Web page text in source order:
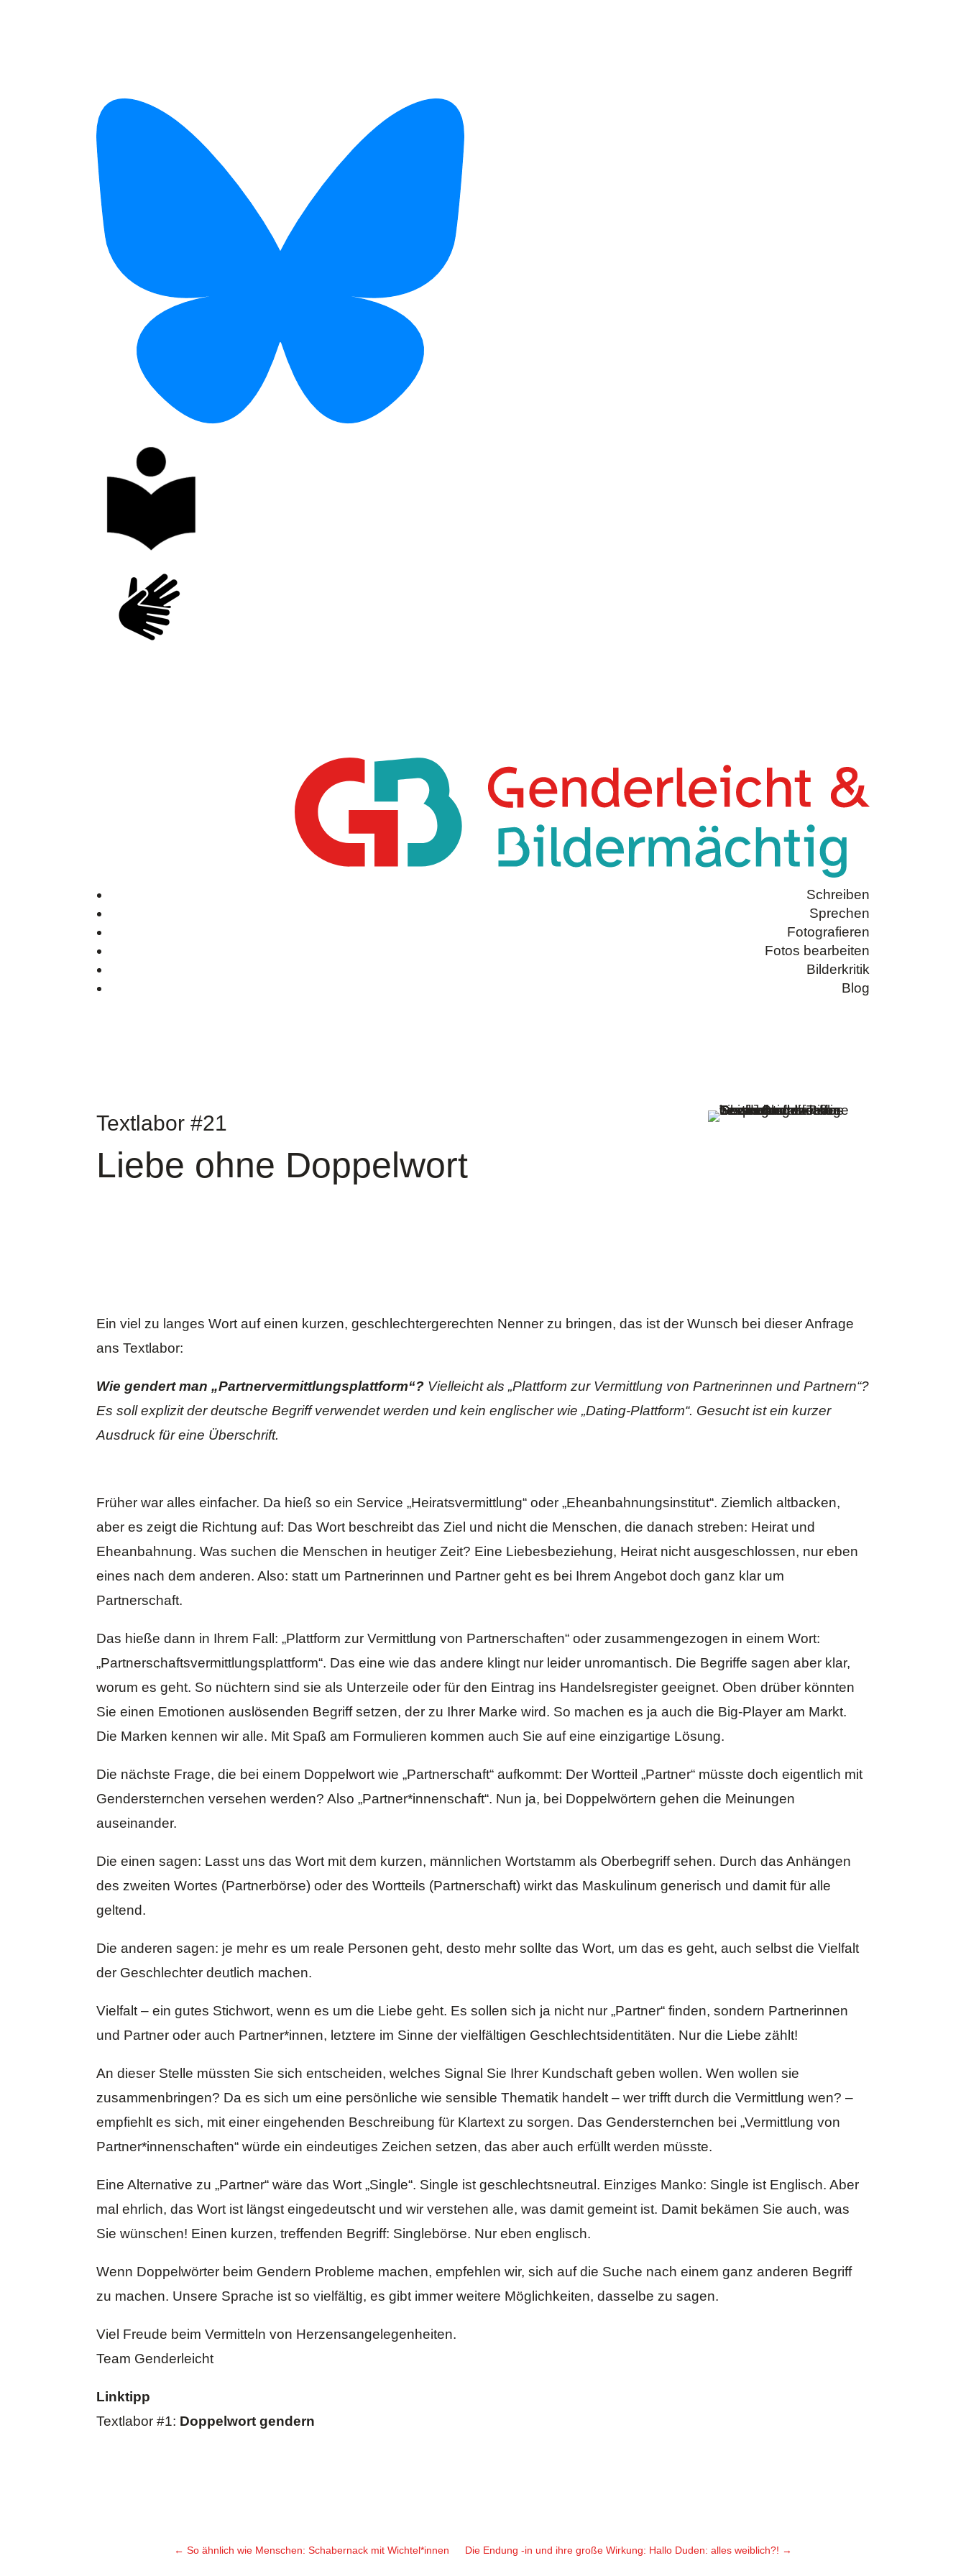
Schreiben
Sprechen
Fotografieren
Fotos bearbeiten
Bilderkritik
Blog
Textlabor #21
Liebe ohne Doppelwort
Ein viel zu langes Wort auf einen kurzen, geschlechtergerechten Nenner zu bringen, das ist der Wunsch bei dieser Anfrage
ans Textlabor:
Wie gendert man „Partnervermittlungsplattform“? Vielleicht als „Plattform zur Vermittlung von Partnerinnen und Partnern“?
Es soll explizit der deutsche Begriff verwendet werden und kein englischer wie „Dating-Plattform“. Gesucht ist ein kurzer
Ausdruck für eine Überschrift.
Früher war alles einfacher. Da hieß so ein Service „Heiratsvermittlung“ oder „Eheanbahnungsinstitut“. Ziemlich altbacken,
aber es zeigt die Richtung auf: Das Wort beschreibt das Ziel und nicht die Menschen, die danach streben: Heirat und
Eheanbahnung. Was suchen die Menschen in heutiger Zeit? Eine Liebesbeziehung, Heirat nicht ausgeschlossen, nur eben
eines nach dem anderen. Also: statt um Partnerinnen und Partner geht es bei Ihrem Angebot doch ganz klar um
Partnerschaft.
Das hieße dann in Ihrem Fall: „Plattform zur Vermittlung von Partnerschaften“ oder zusammengezogen in einem Wort:
„Partnerschaftsvermittlungsplattform“. Das eine wie das andere klingt nur leider unromantisch. Die Begriffe sagen aber klar,
worum es geht. So nüchtern sind sie als Unterzeile oder für den Eintrag ins Handelsregister geeignet. Oben drüber könnten
Sie einen Emotionen auslösenden Begriff setzen, der zu Ihrer Marke wird. So machen es ja auch die Big-Player am Markt.
Die Marken kennen wir alle. Mit Spaß am Formulieren kommen auch Sie auf eine einzigartige Lösung.
Die nächste Frage, die bei einem Doppelwort wie „Partnerschaft“ aufkommt: Der Wortteil „Partner“ müsste doch eigentlich mit
Gendersternchen versehen werden? Also „Partner*innenschaft“. Nun ja, bei Doppelwörtern gehen die Meinungen
auseinander.
Die einen sagen: Lasst uns das Wort mit dem kurzen, männlichen Wortstamm als Oberbegriff sehen. Durch das Anhängen
des zweiten Wortes (Partnerbörse) oder des Wortteils (Partnerschaft) wirkt das Maskulinum generisch und damit für alle
geltend.
Die anderen sagen: je mehr es um reale Personen geht, desto mehr sollte das Wort, um das es geht, auch selbst die Vielfalt
der Geschlechter deutlich machen.
Vielfalt – ein gutes Stichwort, wenn es um die Liebe geht. Es sollen sich ja nicht nur „Partner“ finden, sondern Partnerinnen
und Partner oder auch Partner*innen, letztere im Sinne der vielfältigen Geschlechtsidentitäten. Nur die Liebe zählt!
An dieser Stelle müssten Sie sich entscheiden, welches Signal Sie Ihrer Kundschaft geben wollen. Wen wollen sie
zusammenbringen? Da es sich um eine persönliche wie sensible Thematik handelt – wer trifft durch die Vermittlung wen? –
empfiehlt es sich, mit einer eingehenden Beschreibung für Klartext zu sorgen. Das Gendersternchen bei „Vermittlung von
Partner*innenschaften“ würde eineindeutiges Zeichen setzen, das aber auch erfüllt werden müsste.
Eine Alternative zu „Partner“ wäre das Wort „Single“. Single ist geschlechtsneutral. Einziges Manko: Single ist Englisch. Aber
mal ehrlich, das Wort ist längst eingedeutscht und wir verstehen alle, was damit gemeint ist. Damit bekämen Sie auch, was
Sie wünschen! Einen kurzen, treffenden Begriff: Singlebörse. Nur eben englisch.
Wenn Doppelwörter beim Gendern Probleme machen, empfehlen wir, sich auf die Suche nach einem ganz anderen Begriff
zu machen. Unsere Sprache ist so vielfältig, es gibt immer weitere Möglichkeiten, dasselbe zu sagen.
Viel Freude beim Vermitteln von Herzensangelegenheiten.
Team Genderleicht
Linktipp
Textlabor #1: Doppelwort gendern
← So ähnlich wie Menschen: Schabernack mit Wichtel*innen Die Endung -in und ihre große Wirkung: Hallo Duden: alles weiblich?! →